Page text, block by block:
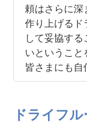
頼はさらに深
作り上げるド
して妥協す
いということ
皆さまにも自
ドライフ